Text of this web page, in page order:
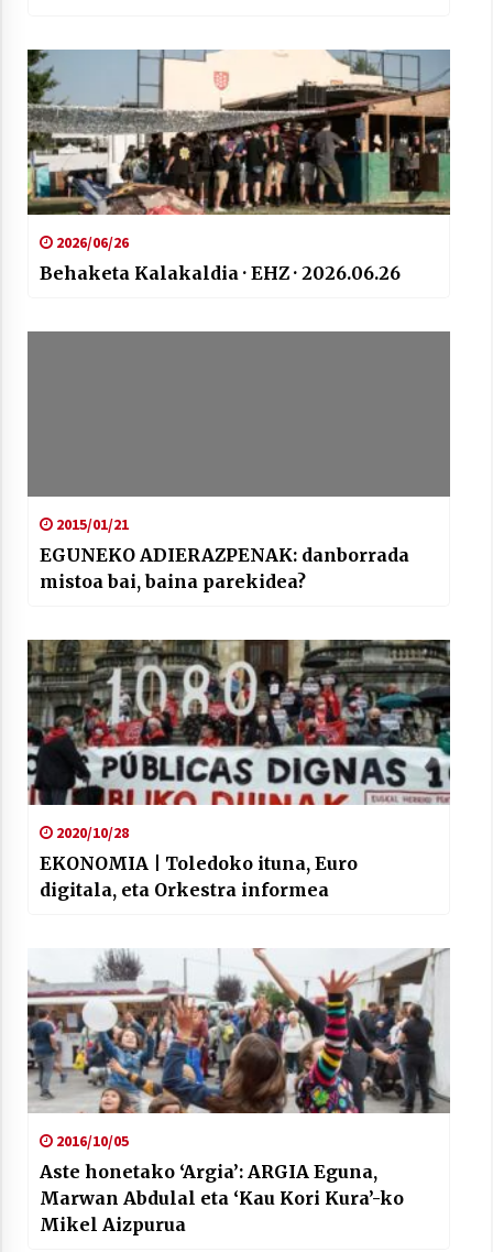
2026/06/26
Behaketa Kalakaldia · EHZ · 2026.06.26
2015/01/21
EGUNEKO ADIERAZPENAK: danborrada
mistoa bai, baina parekidea?
2020/10/28
EKONOMIA | Toledoko ituna, Euro
digitala, eta Orkestra informea
2016/10/05
Aste honetako ‘Argia’: ARGIA Eguna,
Marwan Abdulal eta ‘Kau Kori Kura’-ko
Mikel Aizpurua